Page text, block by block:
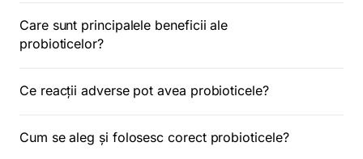
Care sunt principalele beneficii ale
probioticelor?
Ce reacții adverse pot avea probioticele?
Cum se aleg și folosesc corect probioticele?